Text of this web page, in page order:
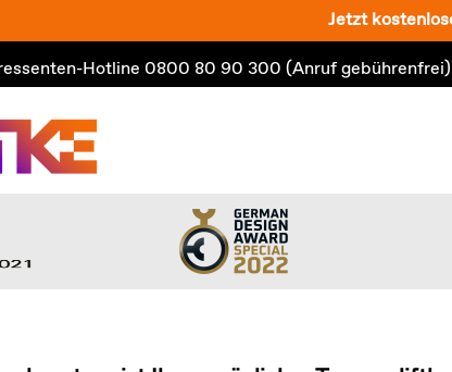
Jetzt
Hotline 0800 80 90 300 (Anruf gebührenfrei)